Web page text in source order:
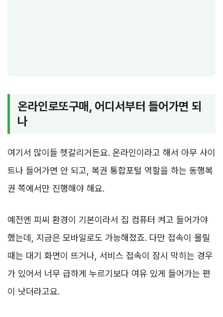
온라인로또구매, 어디서부터 들어가면 되
나
여기서 많이들 헷갈리거든요. 온라인이라고 해서 아무 사이
트나 들어가면 안 되고, 복권 통합포털 역할을 하는 동행복
권 쪽에서만 진행해야 해요.
예전엔 피씨 환경이 기본이라서 집 컴퓨터 켜고 들어가야
했는데, 지금은 모바일로도 가능해졌죠. 다만 접속이 몰릴
때는 대기 화면이 뜨거나, 서비스 접속이 잠시 막히는 경우
가 있어서 너무 급하게 누르기보다 여유 있게 들어가는 편
이 낫더라고요.